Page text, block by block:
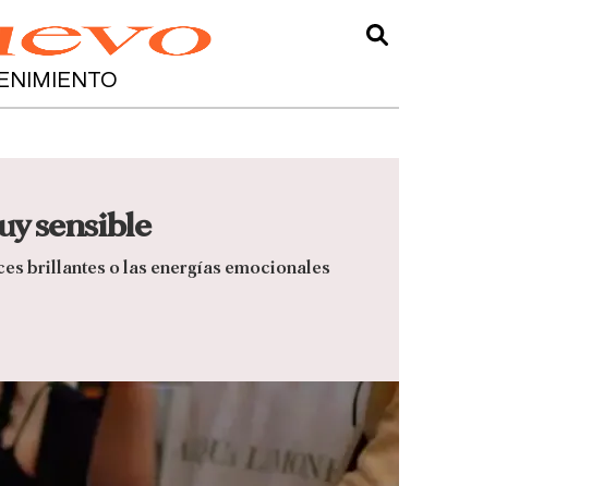
sensible
brillantes o las energías emocionales